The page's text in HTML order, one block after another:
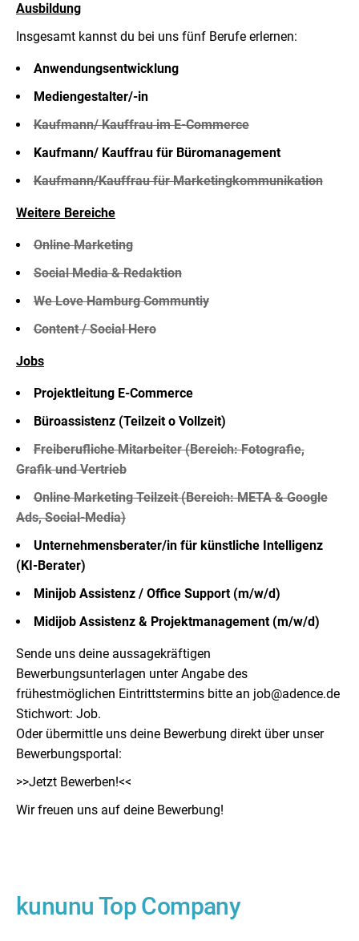
Ausbildung
Insgesamt kannst du bei uns fünf Berufe erlernen:
Anwendungsentwicklung
Mediengestalter/-in
Kaufmann/ Kauffrau im E-Commerce
Kaufmann/ Kauffrau für Büromanagement
Kaufmann/Kauffrau für Marketingkommunikation
Weitere Bereiche
Online Marketing
Social Media & Redaktion
We Love Hamburg Communtiy
Content / Social Hero
Jobs
Projektleitung E-Commerce
Büroassistenz (Teilzeit o Vollzeit)
Freiberufliche Mitarbeiter (Bereich: Fotografie,
Grafik und Vertrieb
Online Marketing Teilzeit (Bereich: META & Google
Ads, Social-Media)
Unternehmensberater/in für künstliche Intelligenz
(KI-Berater)
Minijob Assistenz / Office Support (m/w/d)
Midijob Assistenz & Projektmanagement (m/w/d)
Sende uns deine aussagekräftigen
Bewerbungsunterlagen unter Angabe des
frühestmöglichen Eintrittstermins bitte an job@adence.de
Stichwort: Job.
Oder übermittle uns deine Bewerbung direkt über unser
Bewerbungsportal:
>>Jetzt Bewerben!<<
Wir freuen uns auf deine Bewerbung!
kununu Top Company